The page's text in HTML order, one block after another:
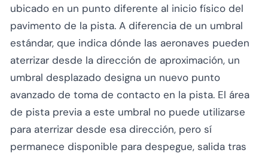
ubicado en un punto diferente al inicio físico del
pavimento de la pista. A diferencia de un umbral
estándar, que indica dónde las aeronaves pueden
aterrizar desde la dirección de aproximación, un
umbral desplazado designa un nuevo punto
avanzado de toma de contacto en la pista. El área
de pista previa a este umbral no puede utilizarse
para aterrizar desde esa dirección, pero sí
permanece disponible para despegue, salida tras